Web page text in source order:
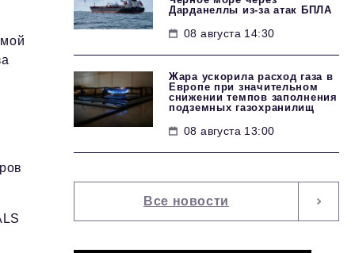
Дарданеллы из-за атак БПЛА
08 августа 14:30
Жара ускорила расход газа в
Европе при значительном
снижении темпов заполнения
подземных газохранилищ
08 августа 13:00
Все новости